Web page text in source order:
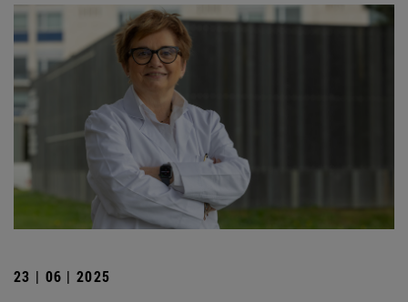
23 | 06 | 2025